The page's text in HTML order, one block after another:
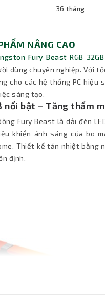
36 tháng
NÂNG CAO
Fury Beast RGB
dùng chuyên nghiệp. Với
cho các hệ thống PC hiệu
sáng tạo.
nổi bật – Tăng thẩm
Fury Beast là dải đèn
khiển ánh sáng của bo
Thiết kế tản nhiệt bằng
định.